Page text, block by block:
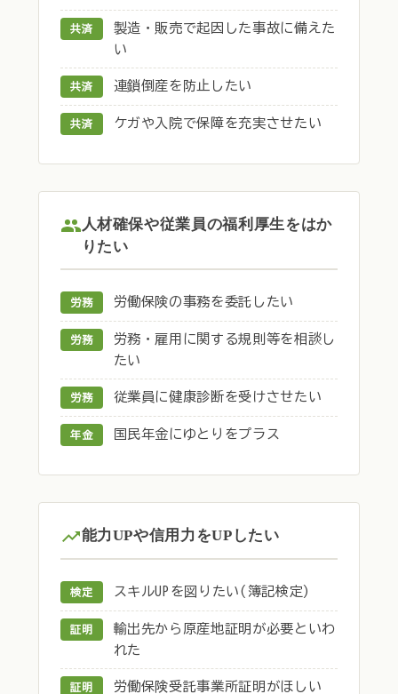
共済
製造・販売で起因した事故に備えた
い
共済 連鎖倒産を防止したい
共済 ケガや入院で保障を充実させたい
人材確保や従業員の福利厚生をはか
りたい
労務 労働保険の事務を委託したい
労務
労務・雇用に関する規則等を相談し
たい
労務 従業員に健康診断を受けさせたい
年金 国民年金にゆとりをプラス
能力UPや信用力をUPしたい
検定 スキルUPを図りたい(簿記検定)
証明
輸出先から原産地証明が必要といわ
れた
証明 労働保険受託事業所証明がほしい